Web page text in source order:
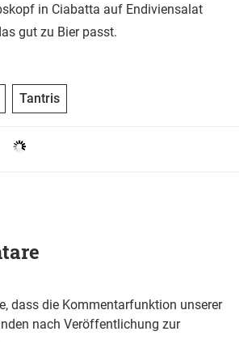
in Ciabatta auf Endiviensalat
gut zu Bier passt.
Tantris
dass die Kommentarfunktion unserer
nach Veröffentlichung zur